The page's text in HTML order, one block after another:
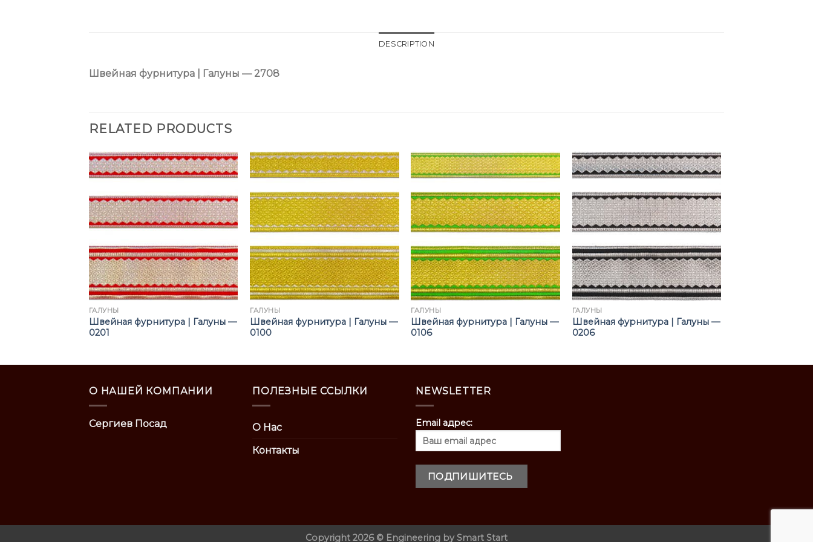
DESCRIPTION
Швейная фурнитура | Галуны — 2708
RELATED PRODUCTS
ГАЛУНЫ
Швейная фурнитура | Галуны —
0201
ГАЛУНЫ
Швейная фурнитура | Галуны —
0100
ГАЛУНЫ
Швейная фурнитура | Галуны —
0106
ГАЛУНЫ
Швейная фурнитура | Галуны —
0206
О НАШЕЙ КОМПАНИИ
Сергиев Посад
ПОЛЕЗНЫЕ ССЫЛКИ
О Нас
Контакты
NEWSLETTER
Email адрес:
Copyright 2026 © Engineering by Smart Start